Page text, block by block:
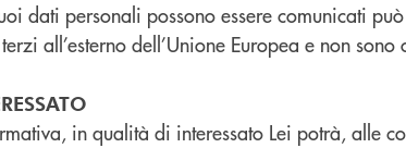
dati personali possono essere comunicati
all’esterno dell’Unione Europea e non
in qualità di interessato Lei potrà, alle